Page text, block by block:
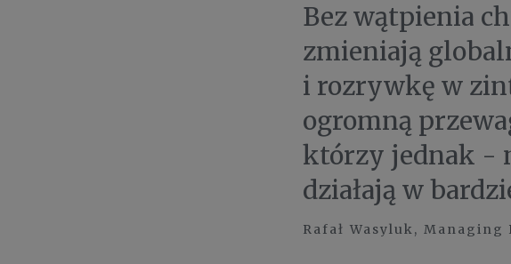
Bez wątpienia
zmieniają
i rozrywkę w
ogromną
którzy jednak -
działają w
Rafał Wasyluk,